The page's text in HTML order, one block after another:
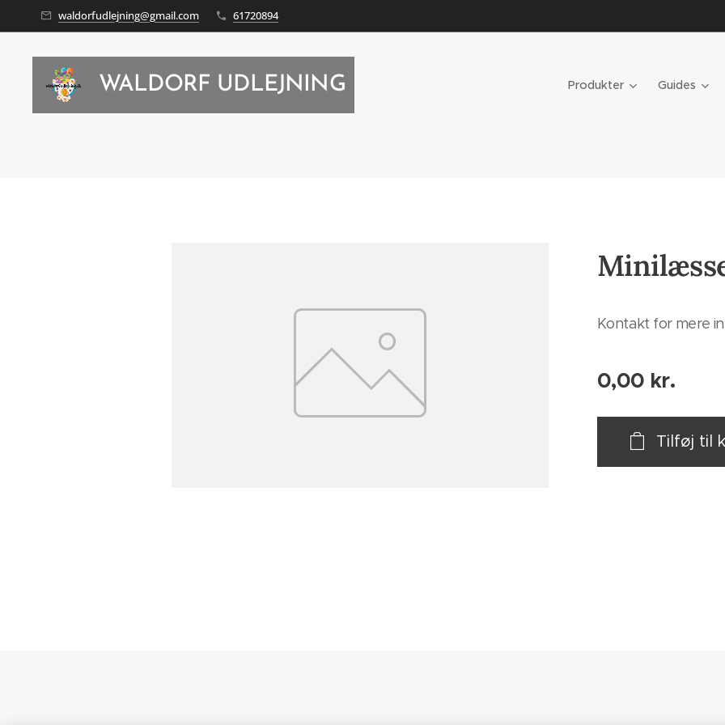
waldorfudlejning@gmail.com 61720894
WALDORF UDLEJNING Produkter Guides
Kontakt for mere
0,00 kr.
Tilføj til